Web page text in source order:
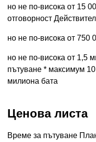
но не по-висока от 15
отговорност
но не по-висока от 750
но не по-висока от 1,5
пътуване * максимум
милиона бата
Ценова листа
Време за пътуване